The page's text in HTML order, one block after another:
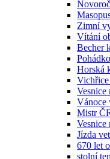
Zimní
Vítání
Becher
Horská
Vichřice
Vesnice
Vánoce
Mistr
Vesnice
Jízda
670 let
stolní